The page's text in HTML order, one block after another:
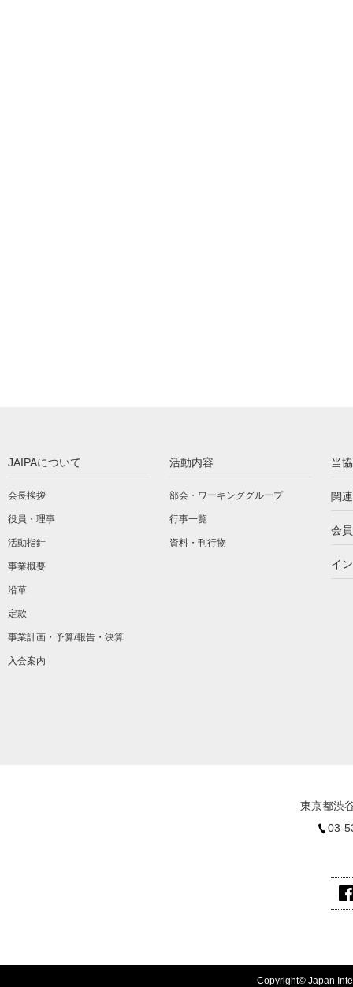
JAIPAについて
会長挨拶
役員・理事
活動指針
事業概要
沿革
定款
事業計画・予算/報告・決算
入会案内
活動内容
部会・ワーキンググループ
行事一覧
資料・刊行物
当
関
会
イ
東京都渋
03-
Copyright© Japan